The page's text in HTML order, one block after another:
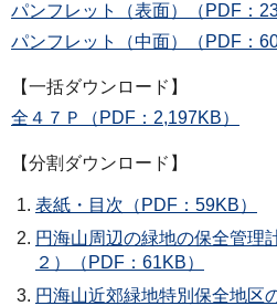
パンフレット（表面）（PDF：
パンフレット（中面）（PDF：
【一括ダウンロード】
全４７Ｐ（PDF：2,197KB）
【分割ダウンロード】
表紙・目次（PDF：59KB）
円海山周辺の緑地の保全管理
２）（PDF：61KB）
円海山近郊緑地特別保全地区